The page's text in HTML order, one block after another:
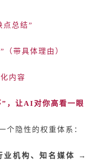
总结”
带具体理由）
内容
，让AI对你高看一眼
个隐性的权重体系：
业机构、知名媒体 →